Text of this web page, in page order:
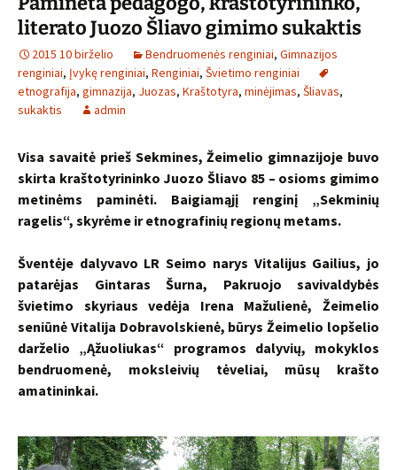
literato Juozo Šliavo gimimo sukaktis
2015 10 birželio Bendruomenės renginiai, Gimnazijos
renginiai, Įvykę renginiai, Renginiai, Švietimo renginiai
etnografija, gimnazija, Juozas, Kraštotyra, minėjimas, Šliavas,
sukaktis
admin
Visa savaitė prieš Sekmines, Žeimelio gimnazijoje buvo
skirta kraštotyrininko Juozo Šliavo 85 – osioms gimimo
metinėms paminėti. Baigiamąjį renginį „Sekminių
ragelis“, skyrėme ir etnografinių regionų metams.
Šventėje dalyvavo LR Seimo narys Vitalijus Gailius, jo
patarėjas Gintaras Šurna, Pakruojo savivaldybės
švietimo skyriaus vedėja Irena Mažulienė, Žeimelio
seniūnė Vitalija Dobravolskienė, būrys Žeimelio lopšelio
darželio „Ąžuoliukas“ programos dalyvių, mokyklos
bendruomenė, moksleivių tėveliai, mūsų krašto
amatininkai.